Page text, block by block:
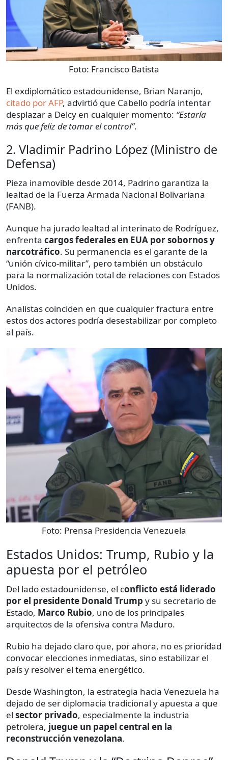
Foto: Francisco Batista
El exdiplomático estadounidense, Brian Naranjo,
citado por AFP, advirtió que Cabello podría intentar
desplazar a Delcy en cualquier momento: “Estaría
más que feliz de tomar el control”.
2. Vladimir Padrino López (Ministro de
Defensa)
Pieza inamovible desde 2014, Padrino garantiza la
lealtad de la Fuerza Armada Nacional Bolivariana
(FANB).
Aunque ha jurado lealtad al interinato de Rodríguez,
enfrenta cargos federales en EUA por sobornos y
narcotráfico. Su permanencia es el garante de la
“unión cívico-militar”, pero también un obstáculo
para la normalización total de relaciones con Estados
Unidos.
Analistas coinciden en que cualquier fractura entre
estos dos actores podría desestabilizar por completo
al país.
Foto: Prensa Presidencia Venezuela
Estados Unidos: Trump, Rubio y la
apuesta por el petróleo
Del lado estadounidense, el conflicto está liderado
por el presidente Donald Trump y su secretario de
Estado, Marco Rubio, uno de los principales
arquitectos de la ofensiva contra Maduro.
Rubio ha dejado claro que, por ahora, no es prioridad
convocar elecciones inmediatas, sino estabilizar el
país y resolver el tema energético.
Desde Washington, la estrategia hacia Venezuela ha
dejado de ser diplomacia tradicional y apuesta a que
el sector privado, especialmente la industria
petrolera, juegue un papel central en la
reconstrucción venezolana.